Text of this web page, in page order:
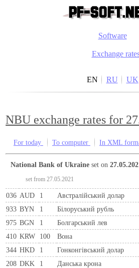
Software
Exchange
EN RU UK
NBU exchange rates for
For today To computer In XML
National Bank of Ukraine set on
set from 27.05.2021
036 AUD 1 Австралійський долар
933 BYN 1 Бiлоруський рубль
975 BGN 1 Болгарський лев
410 KRW 100 Вона
344 HKD 1 Гонконгівський долар
208 DKK 1 Данська крона